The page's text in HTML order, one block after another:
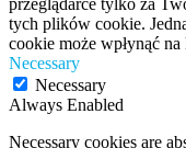
przeglądarce tylko za
tych plików cookie.
cookie może wpłynąć
Necessary
Necessary
Always Enabled
Necessary cookies are